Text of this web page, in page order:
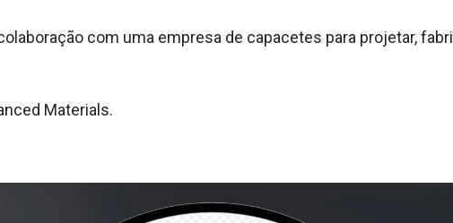
com uma empresa de capacetes para projetar,
Materials.